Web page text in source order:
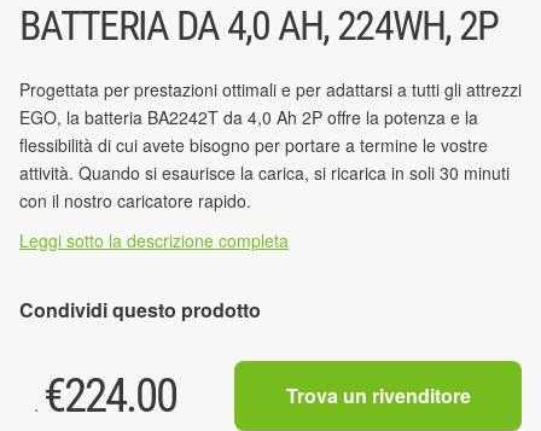
BATTERIA DA 4,0 AH, 224WH, 2P
Progettata per prestazioni ottimali e per adattarsi a tutti gli attrezzi
EGO, la batteria BA2242T da 4,0 Ah 2P offre la potenza e la
flessibilità di cui avete bisogno per portare a termine le vostre
attività. Quando si esaurisce la carica, si ricarica in soli 30 minuti
con il nostro caricatore rapido.
Leggi sotto la descrizione completa
Condividi questo prodotto
. €224.00 Trova un rivenditore